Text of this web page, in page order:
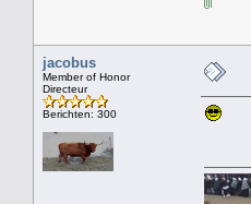
jacobus
Member of Honor
Directeur
Berichten: 300